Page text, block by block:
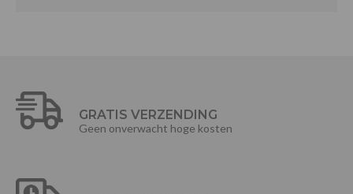
GRATIS VERZENDING
Geen onverwacht hoge kosten